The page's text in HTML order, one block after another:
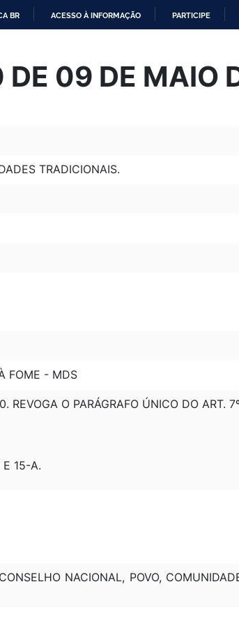
O
CONTEÚDO
BR ACESSO À INFORMAÇÃO PARTICIPE
DE 09 DE MAIO
TRADICIONAIS.
FOME - MDS
REVOGA O PARÁGRAFO ÚNICO DO ART.
E 15-A.
NACIONAL, POVO,